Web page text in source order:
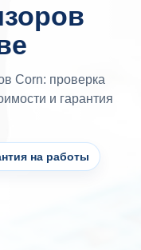
Corn: проверка
и гарантия
на работы